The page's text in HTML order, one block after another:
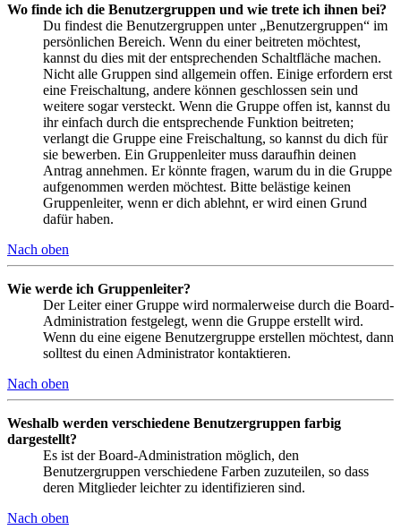
Wo finde ich die Benutzergruppen und wie trete ich ihnen bei?
Du findest die Benutzergruppen unter „Benutzergruppen“ im
persönlichen Bereich. Wenn du einer beitreten möchtest,
kannst du dies mit der entsprechenden Schaltfläche machen.
Nicht alle Gruppen sind allgemein offen. Einige erfordern erst
eine Freischaltung, andere können geschlossen sein und
weitere sogar versteckt. Wenn die Gruppe offen ist, kannst du
ihr einfach durch die entsprechende Funktion beitreten;
verlangt die Gruppe eine Freischaltung, so kannst du dich für
sie bewerben. Ein Gruppenleiter muss daraufhin deinen
Antrag annehmen. Er könnte fragen, warum du in die Gruppe
aufgenommen werden möchtest. Bitte belästige keinen
Gruppenleiter, wenn er dich ablehnt, er wird einen Grund
dafür haben.
Nach oben
Wie werde ich Gruppenleiter?
Der Leiter einer Gruppe wird normalerweise durch die Board-
Administration festgelegt, wenn die Gruppe erstellt wird.
Wenn du eine eigene Benutzergruppe erstellen möchtest, dann
solltest du einen Administrator kontaktieren.
Nach oben
Weshalb werden verschiedene Benutzergruppen farbig
dargestellt?
Es ist der Board-Administration möglich, den
Benutzergruppen verschiedene Farben zuzuteilen, so dass
deren Mitglieder leichter zu identifizieren sind.
Nach oben